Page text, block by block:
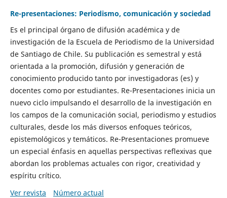
Re-presentaciones: Periodismo, comunicación y sociedad
Es el principal órgano de difusión académica y de
investigación de la Escuela de Periodismo de la Universidad
de Santiago de Chile. Su publicación es semestral y está
orientada a la promoción, difusión y generación de
conocimiento producido tanto por investigadoras (es) y
docentes como por estudiantes. Re-Presentaciones inicia un
nuevo ciclo impulsando el desarrollo de la investigación en
los campos de la comunicación social, periodismo y estudios
culturales, desde los más diversos enfoques teóricos,
epistemológicos y temáticos. Re-Presentaciones promueve
un especial énfasis en aquellas perspectivas reflexivas que
abordan los problemas actuales con rigor, creatividad y
espíritu crítico.
Ver revista
Número actual